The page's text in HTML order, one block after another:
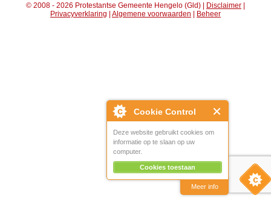
Cookie Control
Deze website gebruikt cookies om
informatie op te slaan op uw
computer.
Cookies toestaan
Meer info
© 2008 - 2026 Protestantse Gemeente Hengelo (Gld) | Disclaimer |
Privacyverklaring | Algemene voorwaarden | Beheer